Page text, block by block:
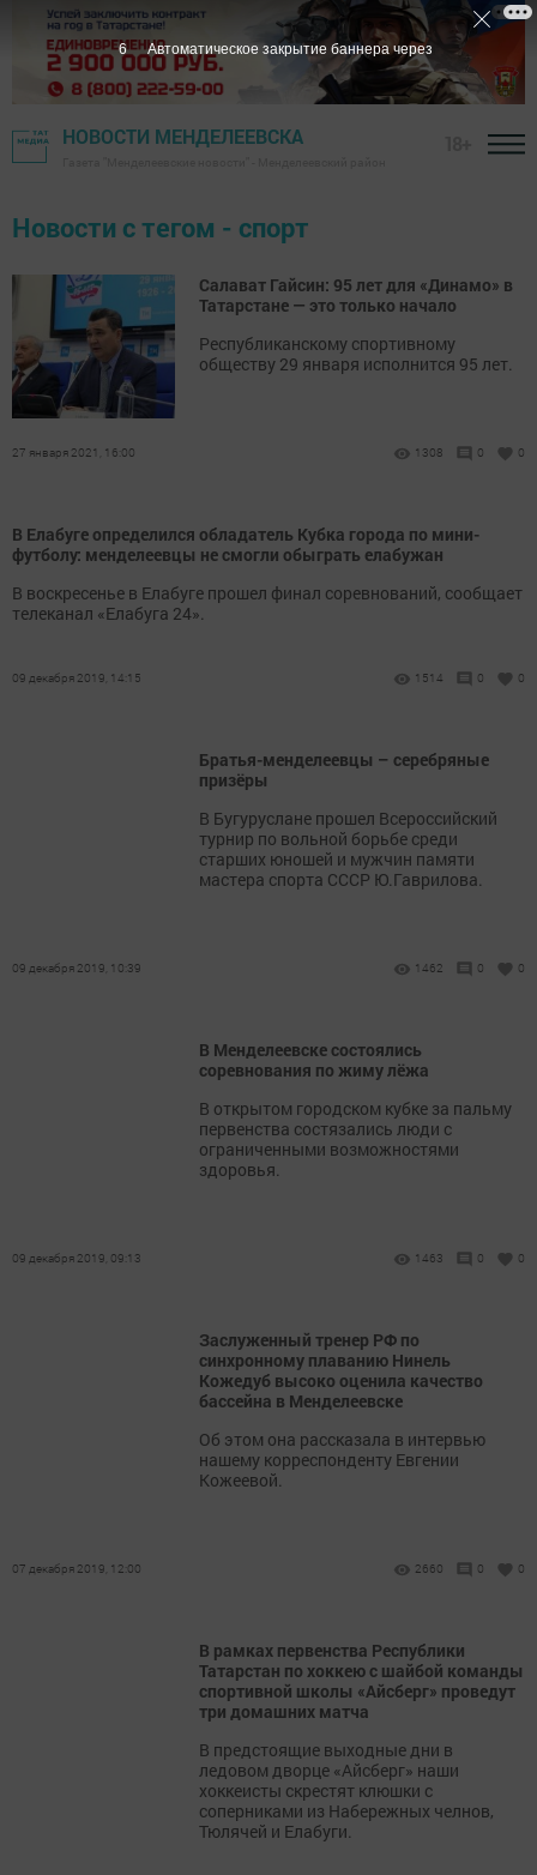
НОВОСТИ МЕНДЕЛЕЕВСКА
Новости с тегом - спорт
Салават Гайсин: 95 лет для «Динамо» в
Татарстане — это только начало
Республиканскому спортивному
обществу 29 января исполнится 95 лет.
27 января 2021, 16:00 1308 0 0
В Елабуге определился обладатель Кубка города по мини-
футболу: менделеевцы не смогли обыграть елабужан
В воскресенье в Елабуге прошел финал соревнований, сообщает
телеканал «Елабуга 24».
09 декабря 2019, 14:15 1514 0 0
Братья-менделеевцы – серебряные
призёры
В Бугуруслане прошел Всероссийский
турнир по вольной борьбе среди
старших юношей и мужчин памяти
мастера спорта СССР Ю.Гаврилова.
09 декабря 2019, 10:39 1462 0 0
В Менделеевске состоялись
соревнования по жиму лёжа
В открытом городском кубке за пальму
первенства состязались люди с
ограниченными возможностями
здоровья.
09 декабря 2019, 09:13 1463 0 0
Заслуженный тренер РФ по
синхронному плаванию Нинель
Кожедуб высоко оценила качество
бассейна в Менделеевске
Об этом она рассказала в интервью
нашему корреспонденту Евгении
Кожеевой.
07 декабря 2019, 12:00 2660 0 0
В рамках первенства Республики
Татарстан по хоккею с шайбой команды
спортивной школы «Айсберг» проведут
три домашних матча
В предстоящие выходные дни в
ледовом дворце «Айсберг» наши
хоккеисты скрестят клюшки с
соперниками из Набережных челнов,
Тюлячей и Елабуги.
5 Автоматическое закрытие баннера через